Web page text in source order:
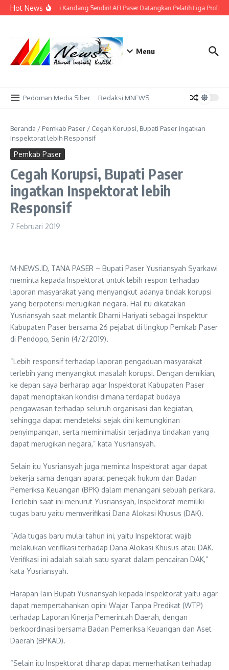
Lewati ke konten
Hot News
Bidik Emas di Kandang Sendiri! AFI Paser Datangkan Pelatih Liga
Menu
Pedoman Media Siber Redaksi MNEWS
Beranda / Pemkab Paser / Cegah Korupsi, Bupati Paser ingatkan
Inspektorat lebih Responsif
Pemkab Paser
Cegah Korupsi, Bupati Paser
ingatkan Inspektorat lebih
Responsif
7 Februari 2019
M-NEWS.ID, TANA PASER – Bupati Paser Yusriansyah Syarkawi
meminta kepada Inspektorat untuk lebih respon terhadap
laporan masyarakat yang menyangkut adanya tindak korupsi
yang berpotensi merugikan negara. Hal itu dikatakan
Yusriansyah saat melantik Dharni Hariyati sebagai Inspektur
Kabupaten Paser bersama 26 pejabat di lingkup Pemkab Paser
di Pendopo, Senin (4/2/2019).
“Lebih responsif terhadap laporan pengaduan masyarakat
terlebih yang menyangkut masalah korupsi. Dengan demikian,
ke depan saya berharap agar Inspektorat Kabupaten Paser
dapat menciptakan kondisi dimana terdapat budaya
pengawasan terhadap seluruh organisasi dan kegiatan,
sehingga dapat mendeteksi sejak dini kemungkinan
penyimpangan, serta meminimalisir terjadinya tindakan yang
dapat merugikan negara,” kata Yusriansyah.
Selain itu Yusriansyah juga meminta Inspektorat agar dapat
bekerja sama dengan aparat penegak hukum dan Badan
Pemeriksa Keuangan (BPK) dalam menangani sebuah perkara.
Terlebih saat ini menurut Yusriansyah, Inspektorat memiliki
tugas baru yaitu memverifikasi Dana Alokasi Khusus (DAK).
“Ada tugas baru mulai tahun ini, yaitu Inspektorat wajib
melakukan verifikasi terhadap Dana Alokasi Khusus atau DAK.
Verifikasi ini adalah salah satu syarat dalam pencairan DAK,”
kata Yusriansyah.
Harapan lain Bupati Yusriansyah kepada Inspektorat yaitu agar
dapat mempertahankan opini Wajar Tanpa Predikat (WTP)
terhadap Laporan Kinerja Pemerintah Daerah, dengan
berkoordinasi bersama Badan Pemeriksa Keuangan dan Aset
Daerah (BPKAD).
“Selain itu Inspektorat diharap dapat memerhatikan terhadap